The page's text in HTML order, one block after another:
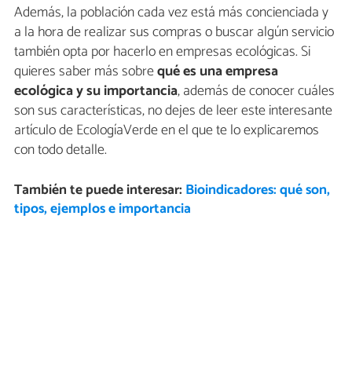
Además, la población cada vez está más concienciada y
a la hora de realizar sus compras o buscar algún servicio
también opta por hacerlo en empresas ecológicas. Si
quieres saber más sobrequé es una empresa
ecológica y su importancia, además de conocer cuáles
son sus características, no dejes de leer este interesante
artículo de EcologíaVerde en el que te lo explicaremos
con todo detalle.
También te puede interesar: Bioindicadores: qué son,
tipos, ejemplos e importancia